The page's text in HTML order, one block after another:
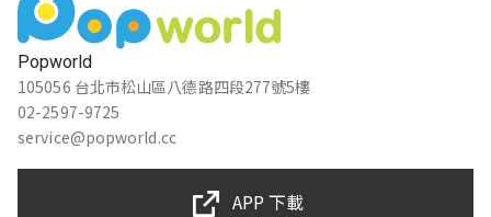
Popworld
105056 台北市松山區八德路四段277號5樓
02-2597-9725
service@popworld.cc
APP 下載